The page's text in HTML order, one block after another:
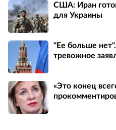
США: Иран
для Украины
"Ее больше
тревожное
«Это конец